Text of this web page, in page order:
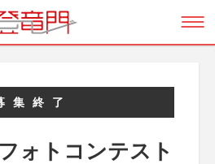
集終了
ォトコンテスト